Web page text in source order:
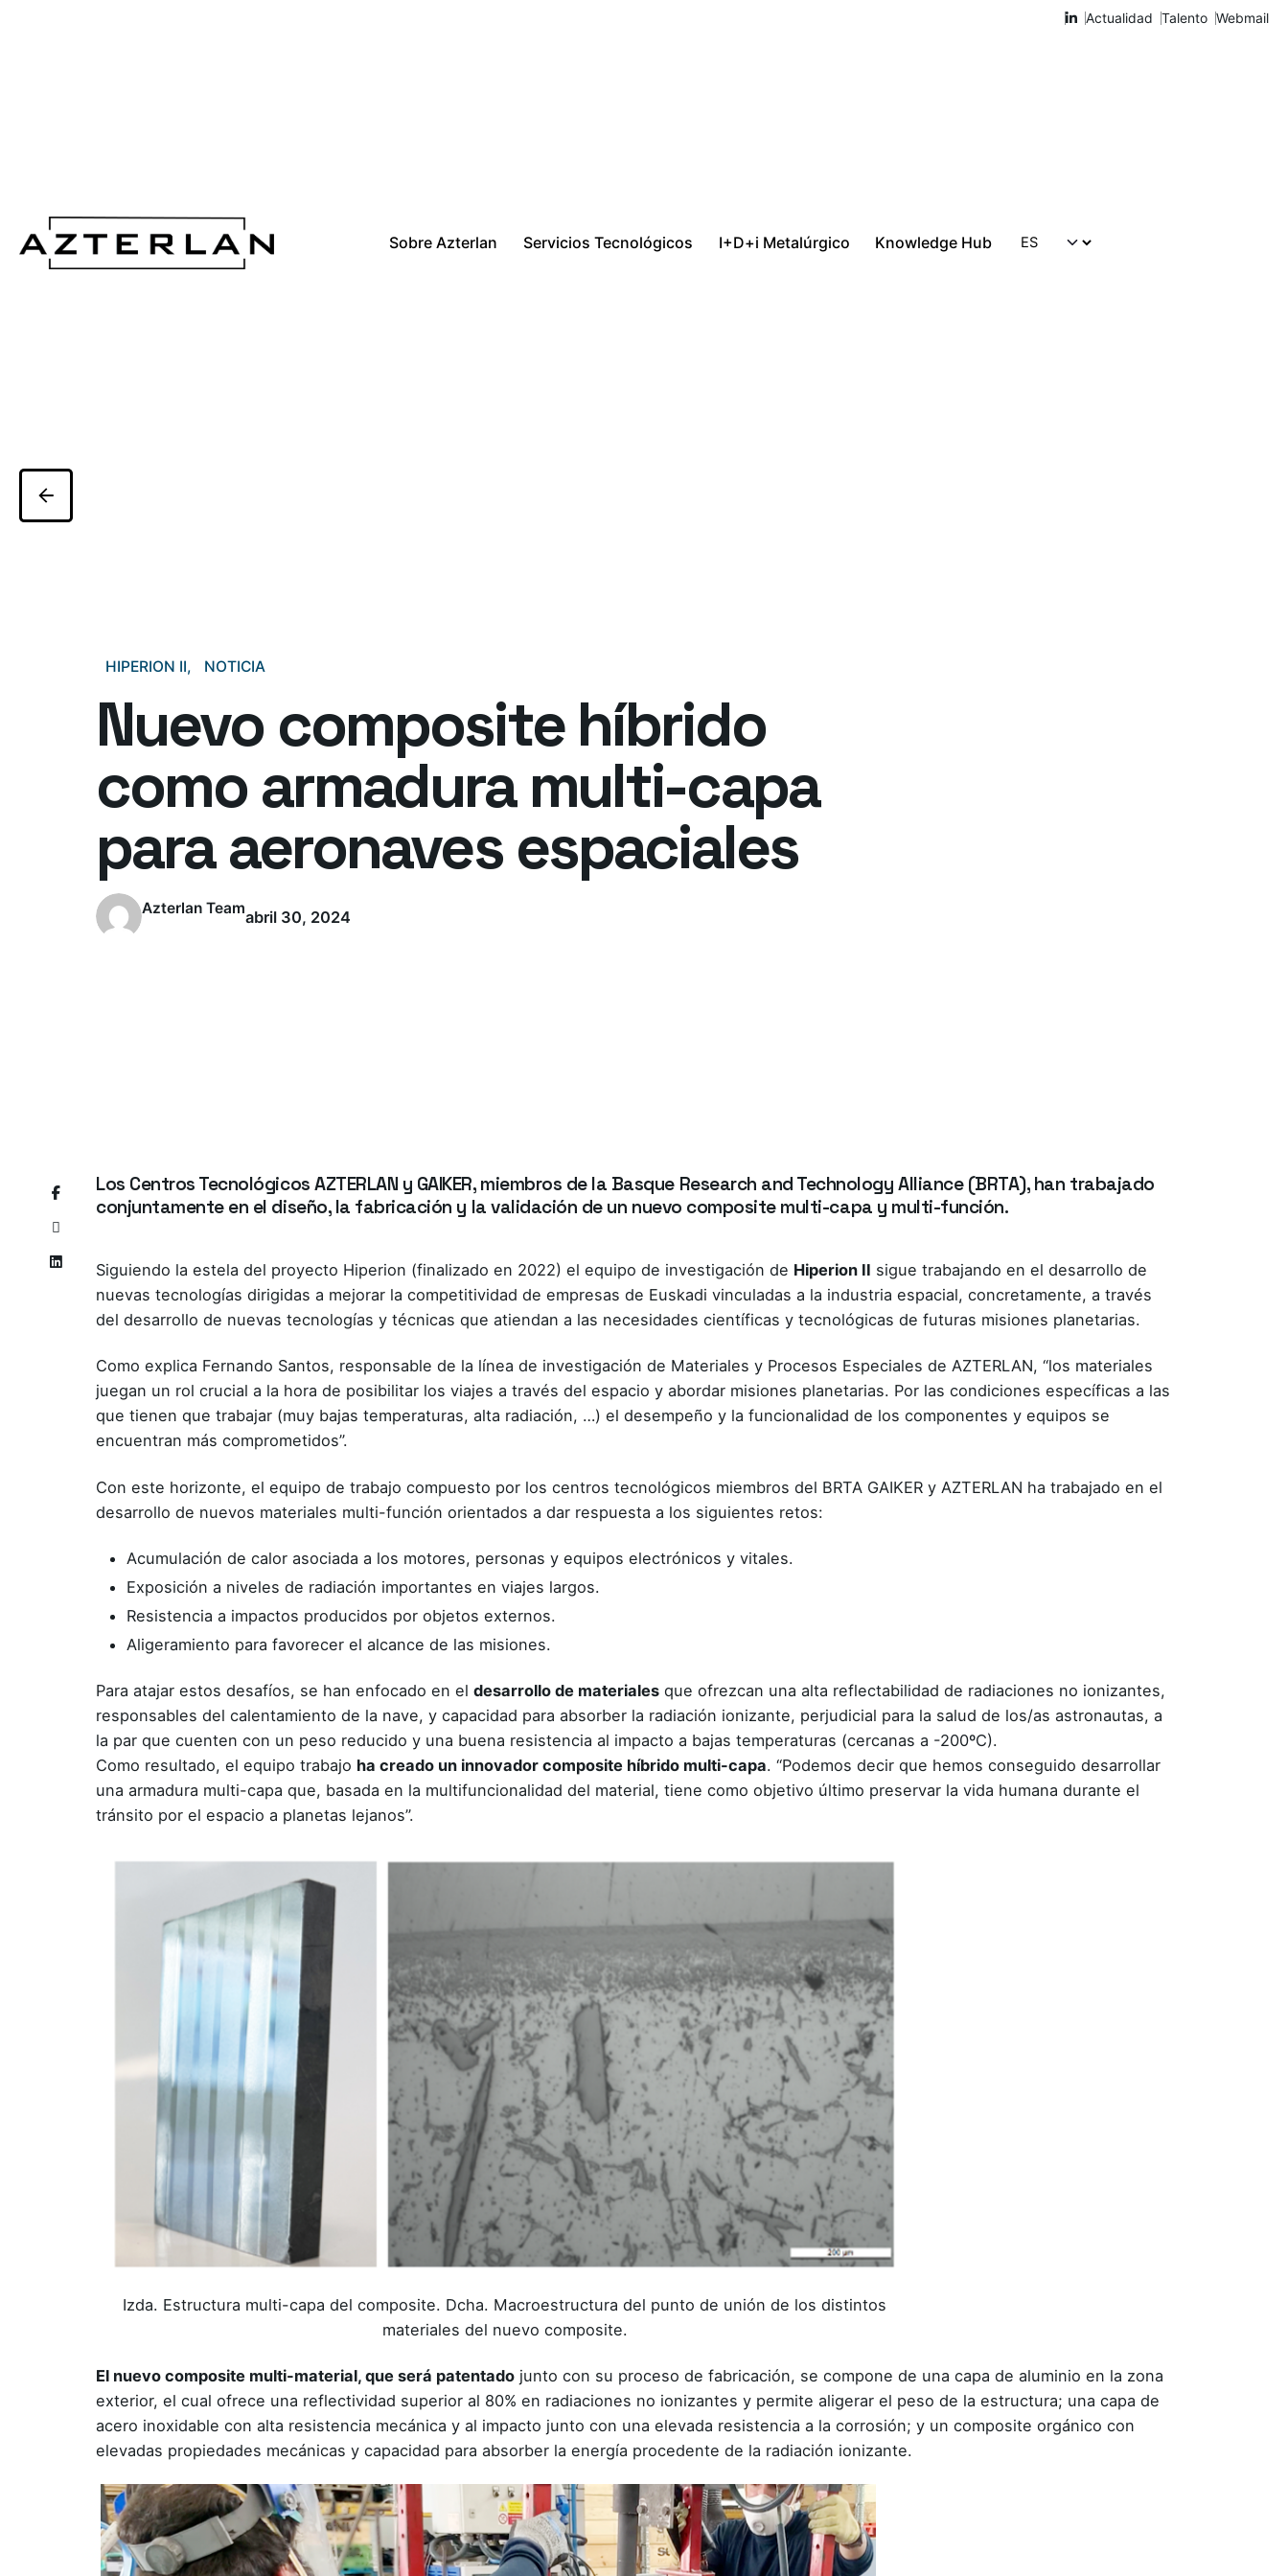
Actualidad Talento Webmail
Sobre Azterlan Servicios Tecnológicos I+D+i Metalúrgico Knowledge Hub
HIPERION II NOTICIA
Nuevo composite híbrido
como armadura multi-capa
para aeronaves espaciales
Azterlan Teamabril 30, 2024
Los Centros Tecnológicos AZTERLAN y GAIKER, miembros de la Basque Research and Technology Alliance (BRTA), han trabajado
conjuntamente en el diseño, la fabricación y la validación de un nuevo composite multi-capa y multi-función.
Siguiendo la estela del proyecto Hiperion (finalizado en 2022) el equipo de investigación de Hiperion II sigue trabajando en el desarrollo de
nuevas tecnologías dirigidas a mejorar la competitividad de empresas de Euskadi vinculadas a la industria espacial, concretamente, a través
del desarrollo de nuevas tecnologías y técnicas que atiendan a las necesidades científicas y tecnológicas de futuras misiones planetarias.
Como explica Fernando Santos, responsable de la línea de investigación de Materiales y Procesos Especiales de AZTERLAN, “los materiales
juegan un rol crucial a la hora de posibilitar los viajes a través del espacio y abordar misiones planetarias. Por las condiciones específicas a las
que tienen que trabajar (muy bajas temperaturas, alta radiación, …) el desempeño y la funcionalidad de los componentes y equipos se
encuentran más comprometidos”.
Con este horizonte, el equipo de trabajo compuesto por los centros tecnológicos miembros del BRTA GAIKER y AZTERLAN ha trabajado en el
desarrollo de nuevos materiales multi-función orientados a dar respuesta a los siguientes retos:
Acumulación de calor asociada a los motores, personas y equipos electrónicos y vitales.
Exposición a niveles de radiación importantes en viajes largos.
Resistencia a impactos producidos por objetos externos.
Aligeramiento para favorecer el alcance de las misiones.
Para atajar estos desafíos, se han enfocado en el desarrollo de materiales que ofrezcan una alta reflectabilidad de radiaciones no ionizantes,
responsables del calentamiento de la nave, y capacidad para absorber la radiación ionizante, perjudicial para la salud de los/as astronautas, a
la par que cuenten con un peso reducido y una buena resistencia al impacto a bajas temperaturas (cercanas a -200ºC).
Como resultado, el equipo trabajo ha creado un innovador composite híbrido multi-capa. “Podemos decir que hemos conseguido desarrollar
una armadura multi-capa que, basada en la multifuncionalidad del material, tiene como objetivo último preservar la vida humana durante el
tránsito por el espacio a planetas lejanos”.
Izda. Estructura multi-capa del composite. Dcha. Macroestructura del punto de unión de los distintos
materiales del nuevo composite.
El nuevo composite multi-material, que será patentado junto con su proceso de fabricación, se compone de una capa de aluminio en la zona
exterior, el cual ofrece una reflectividad superior al 80% en radiaciones no ionizantes y permite aligerar el peso de la estructura; una capa de
acero inoxidable con alta resistencia mecánica y al impacto junto con una elevada resistencia a la corrosión; y un composite orgánico con
elevadas propiedades mecánicas y capacidad para absorber la energía procedente de la radiación ionizante.